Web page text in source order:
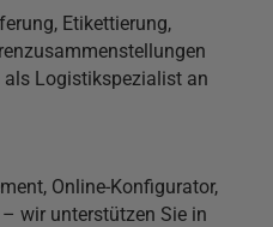
Etikettierung,
Logistikspezialist an
Online-Konfigurator,
wir unterstützen Sie in